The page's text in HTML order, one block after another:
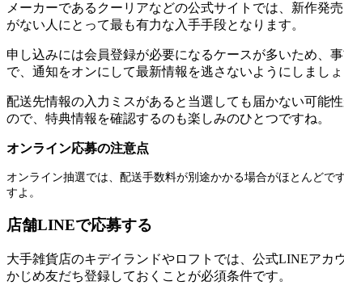
メーカーであるクーリアなどの公式サイトでは、新作発
がない人にとって最も有力な入手手段となります。
申し込みには会員登録が必要になるケースが多いため、
で、通知をオンにして最新情報を逃さないようにしましょ
配送先情報の入力ミスがあると当選しても届かない可能
ので、特典情報を確認するのも楽しみのひとつですね。
オンライン応募の注意点
オンライン抽選では、配送手数料が別途かかる場合がほとんど
すよ。
店舗LINEで応募する
大手雑貨店のキデイランドやロフトでは、公式LINEア
かじめ友だち登録しておくことが必須条件です。